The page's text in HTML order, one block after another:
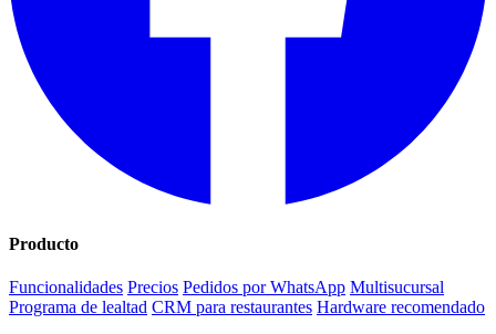
Producto
Funcionalidades Precios Pedidos por WhatsApp Multisucursal
Programa de lealtad CRM para restaurantes Hardware recomendado